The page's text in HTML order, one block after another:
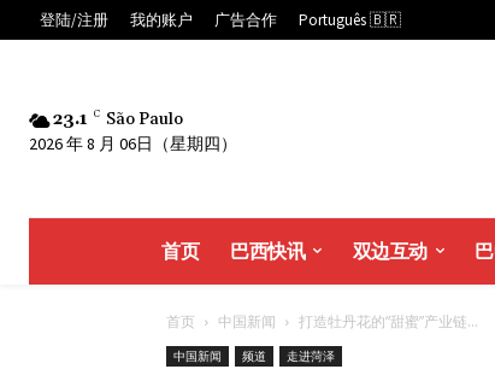
登陆/注册 我的账户 广告合作 Português 🇧🇷
23.1 C São Paulo
2026 年 8 月 06日（星期四）
首页 巴西快讯 双边互动
首页 中国新闻 打造牡丹花的“甜蜜”产业链...
中国新闻 频道 走进菏泽